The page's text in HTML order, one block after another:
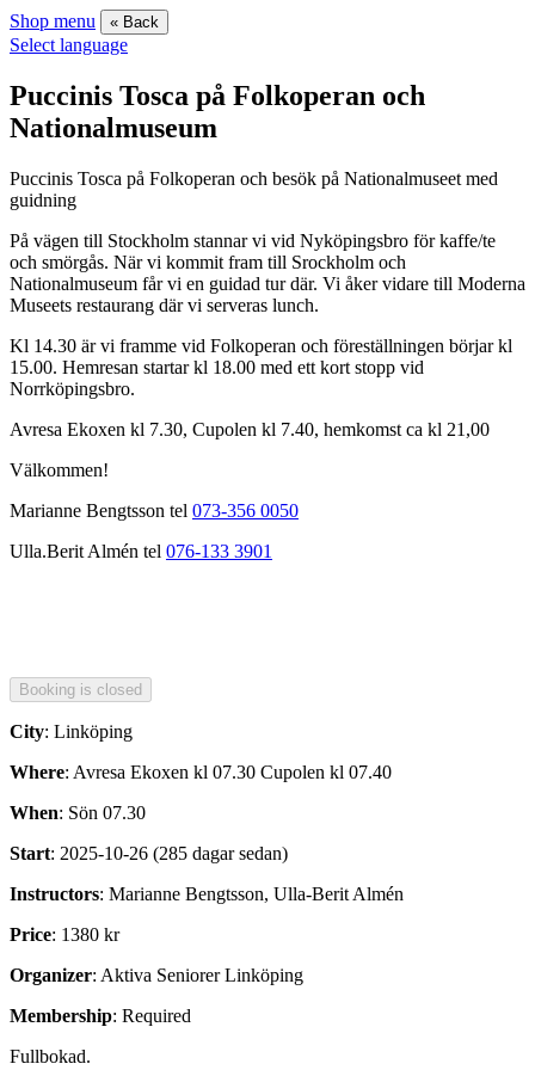
Shop menu « Back
Select language
Puccinis Tosca på Folkoperan och
Nationalmuseum
Puccinis Tosca på Folkoperan och besök på Nationalmuseet med
guidning
På vägen till Stockholm stannar vi vid Nyköpingsbro för kaffe/te
och smörgås. När vi kommit fram till Srockholm och
Nationalmuseum får vi en guidad tur där. Vi åker vidare till Moderna
Museets restaurang där vi serveras lunch.
Kl 14.30 är vi framme vid Folkoperan och föreställningen börjar kl
15.00. Hemresan startar kl 18.00 med ett kort stopp vid
Norrköpingsbro.
Avresa Ekoxen kl 7.30, Cupolen kl 7.40, hemkomst ca kl 21,00
Välkommen!
Marianne Bengtsson tel 073-356 0050
Ulla.Berit Almén tel 076-133 3901
City: Linköping
Where: Avresa Ekoxen kl 07.30 Cupolen kl 07.40
When: Sön 07.30
Start: 2025-10-26 (285 dagar sedan)
Instructors: Marianne Bengtsson, Ulla-Berit Almén
Price: 1380 kr
Organizer: Aktiva Seniorer Linköping
Membership: Required
Fullbokad.